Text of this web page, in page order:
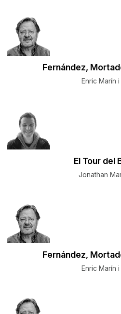
Fernández,
Enric Marín
El Tour del
Jonathan
Fernández,
Enric Marín